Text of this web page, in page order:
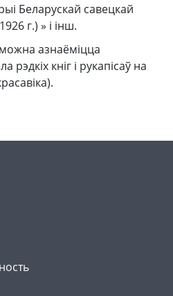
Беларускай савецкай
г.) » і інш.
азнаёміцца
рэдкіх кніг і рукапісаў на